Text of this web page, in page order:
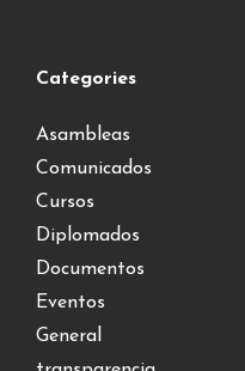
Categories
Asambleas
Comunicados
Cursos
Diplomados
Documentos
Eventos
General